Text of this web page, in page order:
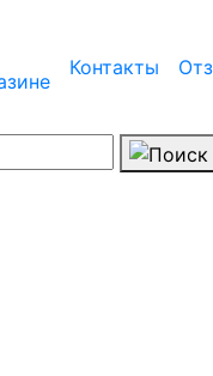
Контакты